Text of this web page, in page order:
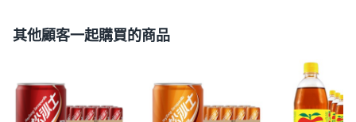
其他顧客一起購買的商品